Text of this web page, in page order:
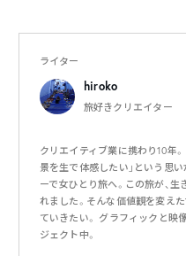
ライター
hiroko
旅好きクリエイター
クリエイティブ業に携わり10年
景を生で体感したい」という思
ーで女ひとり旅へ。この旅が、
れました。そんな価値観を変え
ていきたい。 グラフィックと映
ジェクト中。